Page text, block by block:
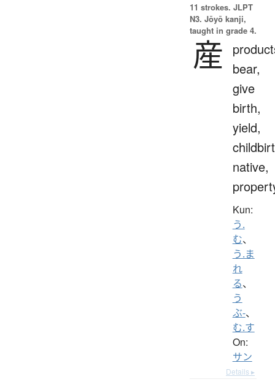
11 strokes. JLPT
N3. Jōyō kanji,
taught in grade 4.
産
bear,
give
birth,
yield,
native,
Kun:
う.
む、
う.ま
れ
る、
う
ぶ-、
む.す
On:
サン
Details ▸